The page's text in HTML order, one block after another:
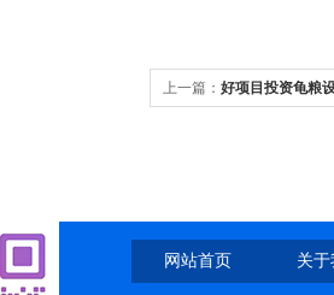
上一篇： 好项目投资龟粮
网站首页 关